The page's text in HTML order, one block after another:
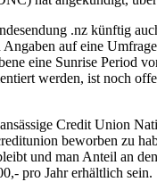
.nz künftig
auf eine
eine Sunrise Period
werden, ist noch
Credit Union
beworben zu
und man Anteil an
pro Jahr erhältlich sein.